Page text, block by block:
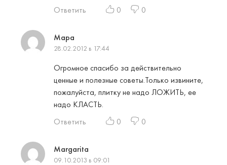
Ответить
0 0
Мара
28.02.2012 в 17:44
Огромное спасибо за действительно
ценные и полезные советы.Только извините,
пожалуйста, плитку не надо ЛОЖИТЬ, ее
надо КЛАСТЬ.
Ответить
0 0
Margarita
09.10.2013 в 09:01